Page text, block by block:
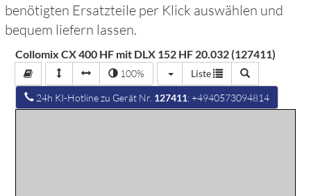
benötigten Ersatzteile per Klick auswählen und
bequem liefern lassen.
Collomix CX 400 HF mit DLX 152 HF 20.032 (127411)
100% Liste
24h KI-Hotline zu Gerät Nr. 127411: +4940573094814